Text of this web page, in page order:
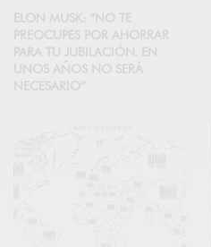
ELON MUSK: “NO TE
PREOCUPES POR AHORRAR
PARA TU JUBILACIÓN. EN
UNOS AÑOS NO SERÁ
NECESARIO”